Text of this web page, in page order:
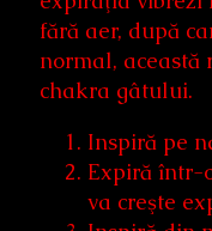
fără aer, după
normal, această
chakra gâtului.
Inspiră pe
Expiră într-
va creşte